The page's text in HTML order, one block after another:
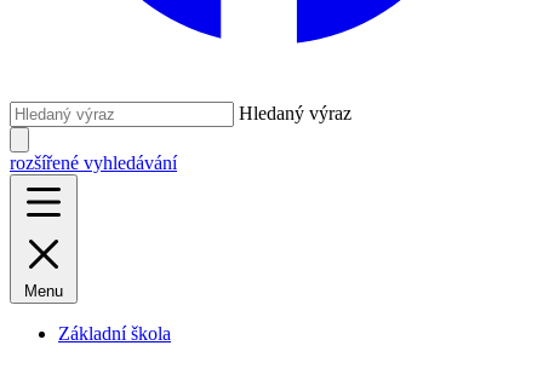
Hledaný výraz
rozšířené vyhledávání
Menu
Základní škola